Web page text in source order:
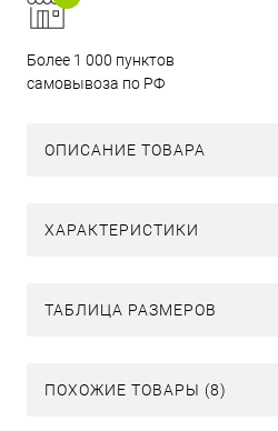
Более 1 000 пунктов
самовывоза по РФ
ОПИСАНИЕ ТОВАРА
ХАРАКТЕРИСТИКИ
ТАБЛИЦА РАЗМЕРОВ
ПОХОЖИЕ ТОВАРЫ (8)